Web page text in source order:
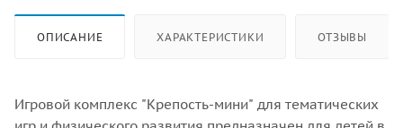
ОПИСАНИЕ ХАРАКТЕРИСТИКИ ОТЗЫВЫ
Игровой комплекс "Крепость-мини" для тематических